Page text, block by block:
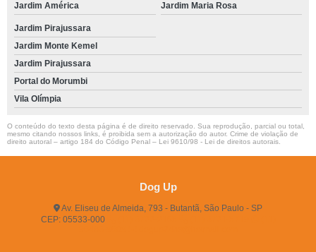
Jardim América
Jardim Maria Rosa
Jardim Pirajussara
Jardim Monte Kemel
Jardim Pirajussara
Portal do Morumbi
Vila Olímpia
O conteúdo do texto desta página é de direito reservado. Sua reprodução, parcial ou total,
mesmo citando nossos links, é proibida sem a autorização do autor. Crime de violação de
direito autoral – artigo 184 do Código Penal – Lei 9610/98 - Lei de direitos autorais.
Dog Up
Av. Eliseu de Almeida, 793 - Butantã, São Paulo - SP
CEP: 05533-000